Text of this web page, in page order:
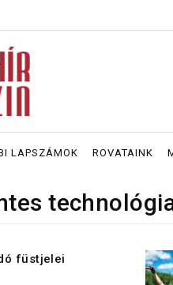
LAPSZÁMOK ROVATAINK
füstjelei